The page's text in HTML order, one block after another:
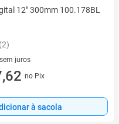
12" 300mm 100.178BL
juros
sem juros
no Pix
à sacola